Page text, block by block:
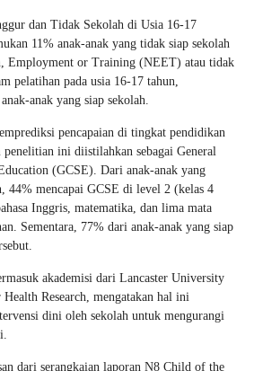
dan Tidak Sekolah di Usia 16-17
11% anak-anak yang tidak siap sekolah
Employment or Training (NEET) atau tidak
pelatihan pada usia 16-17 tahun,
anak yang siap sekolah.
pencapaian di tingkat pendidikan
penelitian ini diistilahkan sebagai General
(GCSE). Dari anak-anak yang
44% mencapai GCSE di level 2 (kelas 4
Inggris, matematika, dan lima mata
Sementara, 77% dari anak-anak yang siap
akademisi dari Lancaster University
Research, mengatakan hal ini
dini oleh sekolah untuk mengurangi
dari serangkaian laporan N8 Child of the